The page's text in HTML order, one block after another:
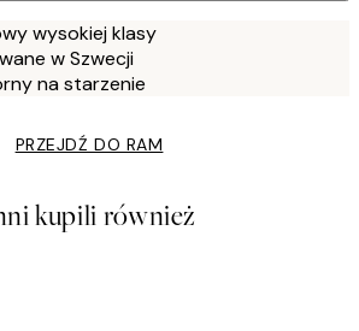
wysokiej klasy
w Szwecji
na starzenie
PRZEJDŹ DO RAM
kupili również